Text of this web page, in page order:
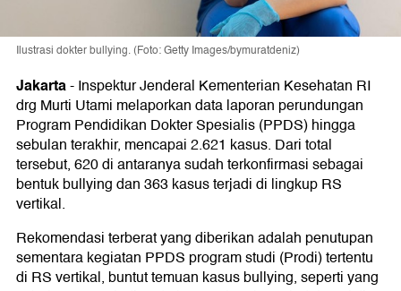
Ilustrasi dokter bullying. (Foto: Getty Images/bymuratdeniz)
Jakarta-Inspektur Jenderal Kementerian Kesehatan RI
drg Murti Utami melaporkan data laporan perundungan
Program Pendidikan Dokter Spesialis (PPDS) hingga
sebulan terakhir, mencapai 2.621 kasus. Dari total
tersebut, 620 di antaranya sudah terkonfirmasi sebagai
bentuk bullying dan 363 kasus terjadi di lingkup RS
vertikal.
Rekomendasi terberat yang diberikan adalah penutupan
sementara kegiatan PPDS program studi (Prodi) tertentu
di RS vertikal, buntut temuan kasus bullying, seperti yang